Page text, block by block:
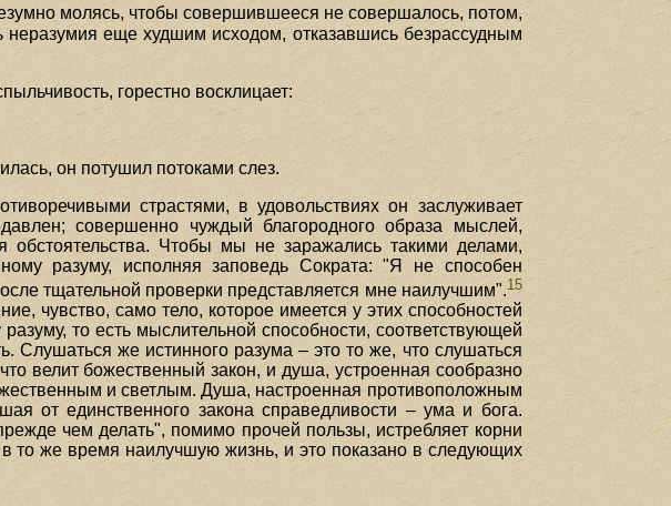
молясь, чтобы совершившееся не совершалось, потом,
неразумия еще худшим исходом, отказавшись безрассудным
горестно восклицает:
он потушил потоками слез.
страстями, в удовольствиях он заслуживает
совершенно чуждый благородного образа мыслей,
обстоятельства. Чтобы мы не заражались такими делами,
разуму, исполняя заповедь Сократа: "Я не способен
тщательной проверки представляется мне наилучшим".15
чувство, само тело, которое имеется у этих способностей
то есть мыслительной способности, соответствующей
Слушаться же истинного разума – это то же, что слушаться
велит божественный закон, и душа, устроенная сообразно
и светлым. Душа, настроенная противоположным
от единственного закона справедливости – ума и бога.
чем делать", помимо прочей пользы, истребляет корни
то же время наилучшую жизнь, и это показано в следующих